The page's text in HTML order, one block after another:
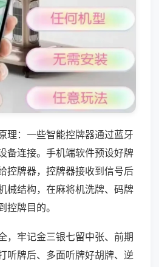
理：一些智能控牌器通过蓝牙
备连接。手机端软件预设好牌
控牌器，控牌器接收到信号后
械结构，在麻将机洗牌、码牌
控牌目的。
，牢记金三银七留中张、前期
听牌后、多面听牌好胡牌、逆